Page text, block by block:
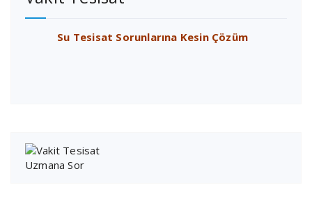
Su Tesisat Sorunlarına Kesin Çözüm